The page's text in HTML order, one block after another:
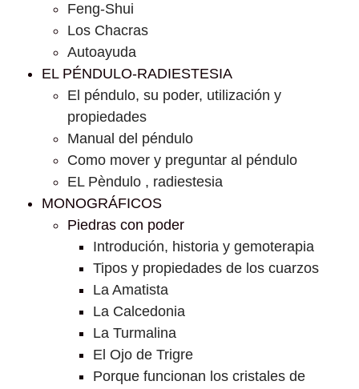
Feng-Shui
Los Chacras
Autoayuda
EL PÉNDULO-RADIESTESIA
El péndulo, su poder, utilización y
propiedades
Manual del péndulo
Como mover y preguntar al péndulo
EL Pèndulo , radiestesia
MONOGRÁFICOS
Piedras con poder
Introdución, historia y gemoterapia
Tipos y propiedades de los cuarzos
La Amatista
La Calcedonia
La Turmalina
El Ojo de Trigre
Porque funcionan los cristales de